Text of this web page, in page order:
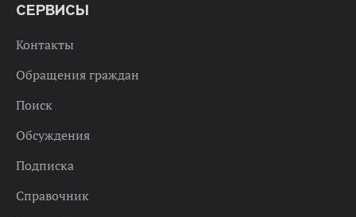
СЕРВИСЫ
Контакты
Обращения граждан
Поиск
Обсуждения
Подписка
Справочник